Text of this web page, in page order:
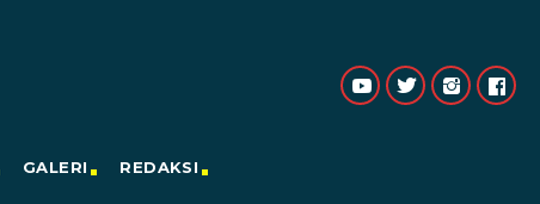
GALERI REDAKSI